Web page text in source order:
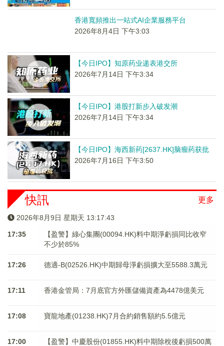
香港寬頻推出一站式AI企業服務平台
2026年8月4日 下午3:03
【今日IPO】知原药业递表港交所
2026年7月14日 下午3:34
【今日IPO】港股打新步入破发潮
2026年7月14日 下午3:34
【今日IPO】海西新药[2637.HK]脑瘤药获批
2026年7月16日 下午3:50
更多
快訊
2026年8月9日 星期天 13:17:44
17:35
【盈警】綠心集團(00094.HK)料中期淨虧損同比收窄
不少於85%
17:26 德適-B(02526.HK)中期歸母淨虧損擴大至5588.3萬元
17:11 香港金管局：7月底官方外匯儲備資產為4478億美元
17:08 寶龍地產(01238.HK)7月合約銷售額約5.5億元
17:00
【盈警】中慶股份(01855.HK)料中期除稅後虧損500萬